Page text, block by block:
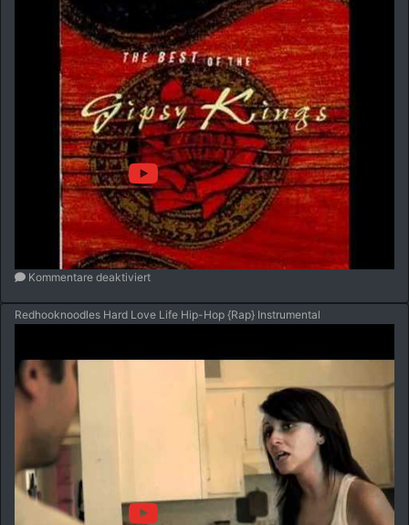
Kommentare deaktiviert
Redhooknoodles Hard Love Life Hip-Hop {Rap} Instrumental